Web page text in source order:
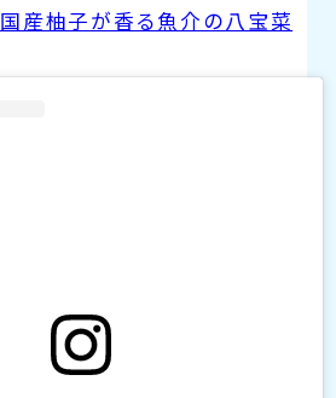
国産柚子が香る魚介の八宝菜